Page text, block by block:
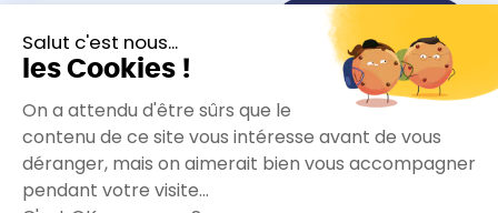
Nous contacter
S’inscrire à la newsletter
Nous suivre sur